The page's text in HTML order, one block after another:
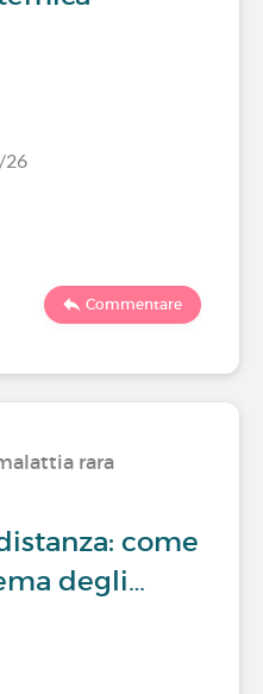
26
Commentare
rara
come
degli…